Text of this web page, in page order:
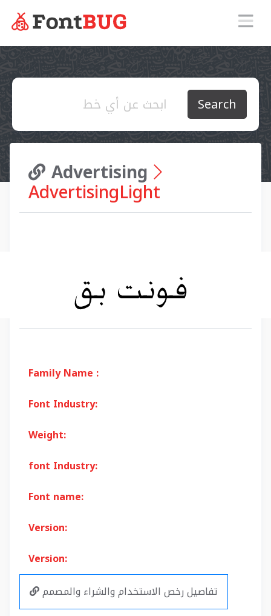
Search
Advertising
AdvertisingLight
Family Name :
Font Industry:
Weight:
font Industry:
Font name:
Version:
Version:
تفاصيل رخص الاستخدام والشراء والمصمم